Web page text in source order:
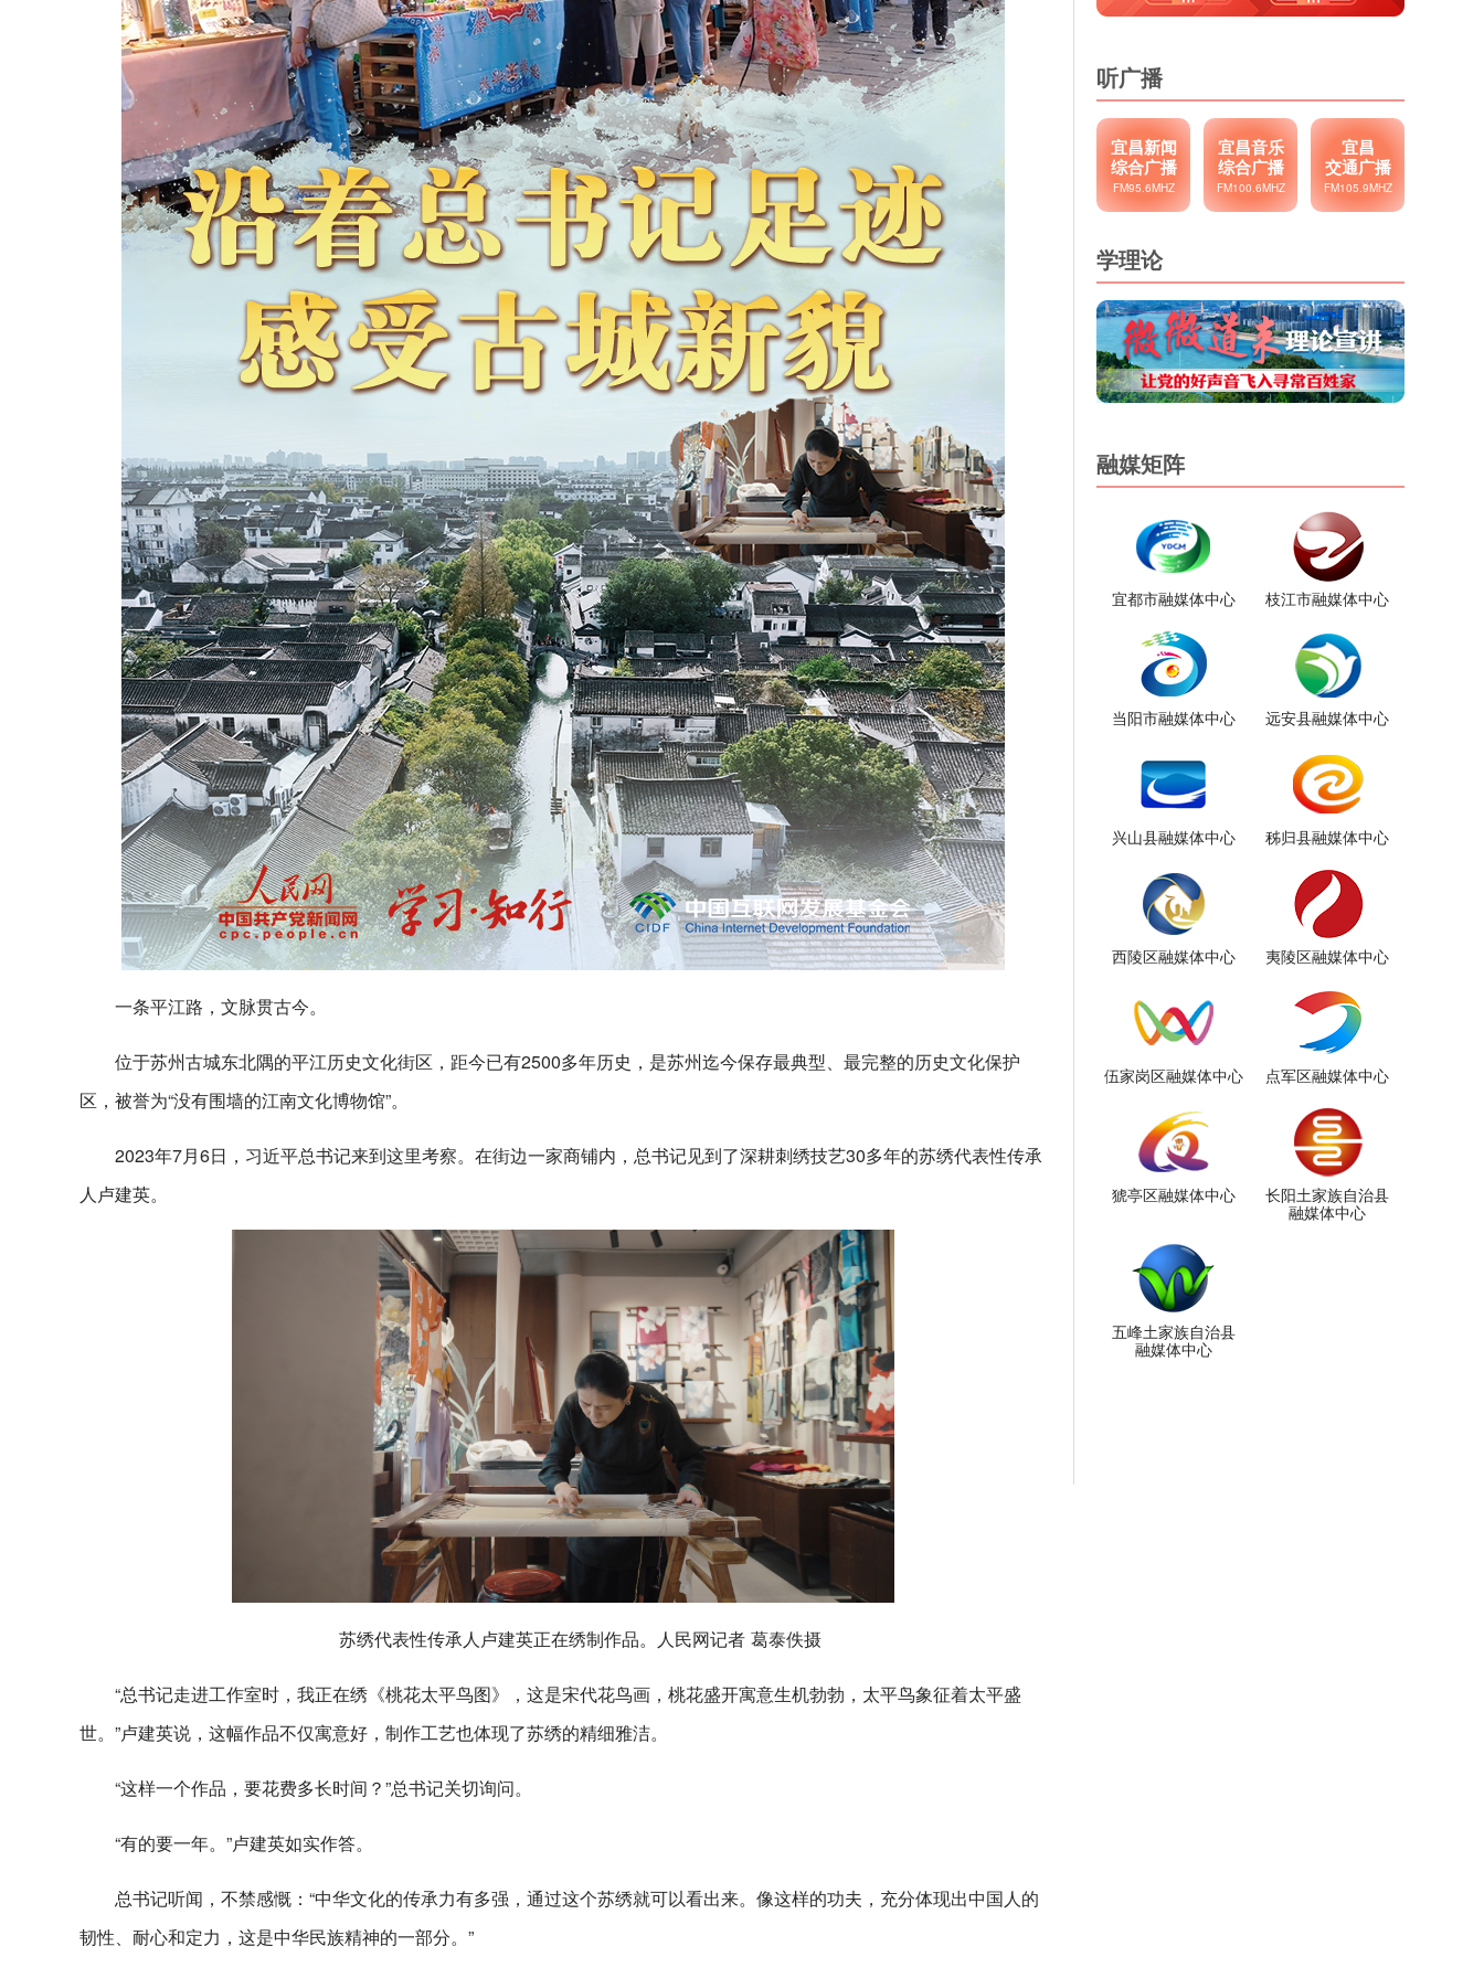
一条平江路，文脉贯古今。
位于苏州古城东北隅的平江历史文化街区，距今已有2500多年历史，是苏州迄今保存最典型、最完整的历史文化保护
区，被誉为“没有围墙的江南文化博物馆”。
2023年7月6日，习近平总书记来到这里考察。在街边一家商铺内，总书记见到了深耕刺绣技艺30多年的苏绣代表性传承
人卢建英。
苏绣代表性传承人卢建英正在绣制作品。人民网记者 葛泰佚摄
“总书记走进工作室时，我正在绣《桃花太平鸟图》，这是宋代花鸟画，桃花盛开寓意生机勃勃，太平鸟象征着太平盛
世。”卢建英说，这幅作品不仅寓意好，制作工艺也体现了苏绣的精细雅洁。
“这样一个作品，要花费多长时间？”总书记关切询问。
“有的要一年。”卢建英如实作答。
总书记听闻，不禁感慨：“中华文化的传承力有多强，通过这个苏绣就可以看出来。像这样的功夫，充分体现出中国人的
韧性、耐心和定力，这是中华民族精神的一部分。”
听广播
宜昌新闻
综合广播
FM95.6MHZ
宜昌音乐
综合广播
FM100.6MHZ
宜昌
交通广播
FM105.9MHZ
学理论
融媒矩阵
宜都市融媒体中心 枝江市融媒体中心
当阳市融媒体中心 远安县融媒体中心
兴山县融媒体中心 秭归县融媒体中心
西陵区融媒体中心 夷陵区融媒体中心
伍家岗区融媒体中心 点军区融媒体中心
猇亭区融媒体中心
长阳土家族自治县
融媒体中心
五峰土家族自治县
融媒体中心